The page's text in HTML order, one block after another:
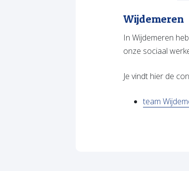
Wijdemeren
In Wijdemeren
onze sociaal
Je vindt hier de
team